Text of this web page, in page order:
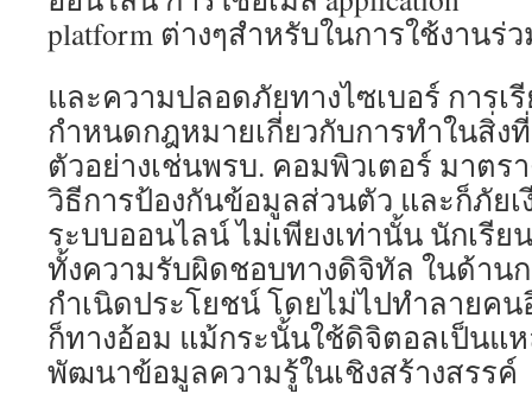
platform ต่างๆสำหรับในการใช้งานร่
และความปลอดภัยทางไซเบอร์ การเ
กำหนดกฎหมายเกี่ยวกับการทำในสิ่ง
ตัวอย่างเช่นพรบ. คอมพิวเตอร์ มาตร
วิธีการป้องกันข้อมูลส่วนตัว และก็ภัยเ
ระบบออนไลน์ ไม่เพียงเท่านั้น นักเรี
ทั้งความรับผิดชอบทางดิจิทัล ในด้านก
กำเนิดประโยชน์ โดยไม่ไปทำลายคน
ก็ทางอ้อม แม้กระนั้นใช้ดิจิตอลเป็นแ
พัฒนาข้อมูลความรู้ในเชิงสร้างสรรค์